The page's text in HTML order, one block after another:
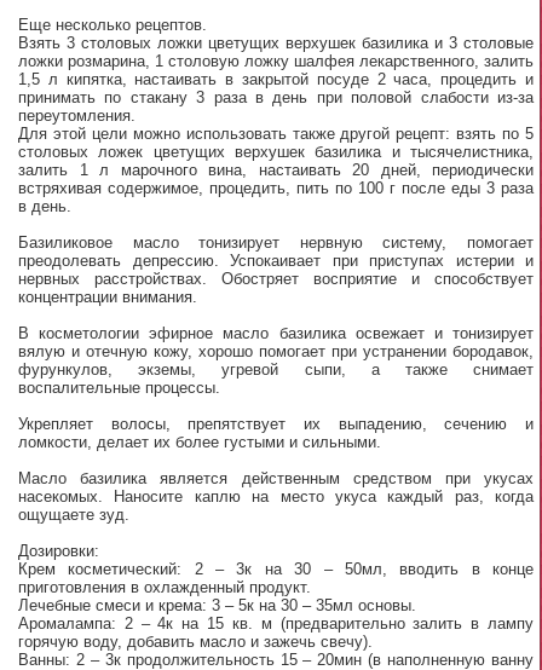
Еще несколько рецептов.
Взять 3 столовых ложки цветущих верхушек базилика и 3 столовые
ложки розмарина, 1 столовую ложку шалфея лекарственного, залить
1,5 л кипятка, настаивать в закрытой посуде 2 часа, процедить и
принимать по стакану 3 раза в день при половой слабости из-за
переутомления.
Для этой цели можно использовать также другой рецепт: взять по 5
столовых ложек цветущих верхушек базилика и тысячелистника,
залить 1 л марочного вина, настаивать 20 дней, периодически
встряхивая содержимое, процедить, пить по 100 г после еды 3 раза
в день.
Базиликовое масло тонизирует нервную систему, помогает
преодолевать депрессию. Успокаивает при приступах истерии и
нервных расстройствах. Обостряет восприятие и способствует
концентрации внимания.
В косметологии эфирное масло базилика освежает и тонизирует
вялую и отечную кожу, хорошо помогает при устранении бородавок,
фурункулов, экземы, угревой сыпи, а также снимает
воспалительные процессы.
Укрепляет волосы, препятствует их выпадению, сечению и
ломкости, делает их более густыми и сильными.
Масло базилика является действенным средством при укусах
насекомых. Наносите каплю на место укуса каждый раз, когда
ощущаете зуд.
Дозировки:
Крем косметический: 2 – 3к на 30 – 50мл, вводить в конце
приготовления в охлажденный продукт.
Лечебные смеси и крема: 3 – 5к на 30 – 35мл основы.
Аромалампа: 2 – 4к на 15 кв. м (предварительно залить в лампу
горячую воду, добавить масло и зажечь свечу).
Ванны: 2 – 3к продолжительность 15 – 20мин (в наполненную ванну